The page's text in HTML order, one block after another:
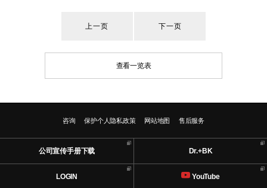
上一页 下一页
查看一览表
咨询 保护个人隐私政策 网站地图 售后服务
公司宣传手册下载 Dr.+BK
LOGIN YouTube